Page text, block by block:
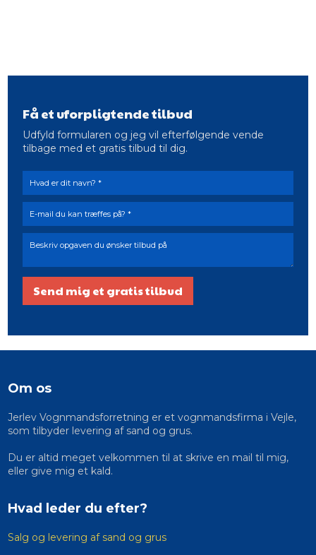
Få et uforpligtende tilbud
Udfyld formularen og jeg vil efterfølgende vende
tilbage med et gratis tilbud til dig.
Om os
Jerlev Vognmandsforretning er et vognmandsfirma i Vejle,
som tilbyder levering af sand og grus.
​Du er altid meget velkommen til at skrive en mail til mig,
eller give mig et kald.​
Hvad leder du efter?
Salg og levering af sand og grus